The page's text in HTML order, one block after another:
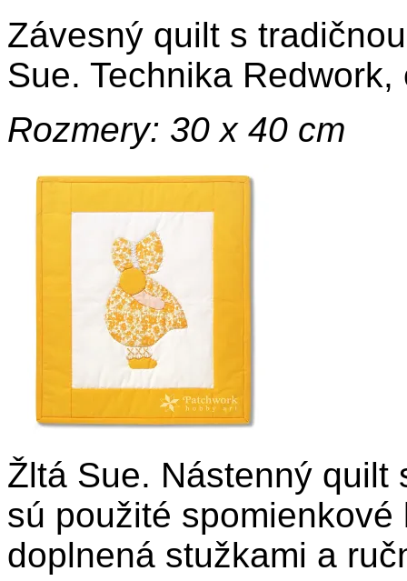
Závesný quilt s
Sue. Technika
Rozmery: 30 x 40 cm
Žltá Sue. Nástenný quilt
sú použité
doplnená stužkami a